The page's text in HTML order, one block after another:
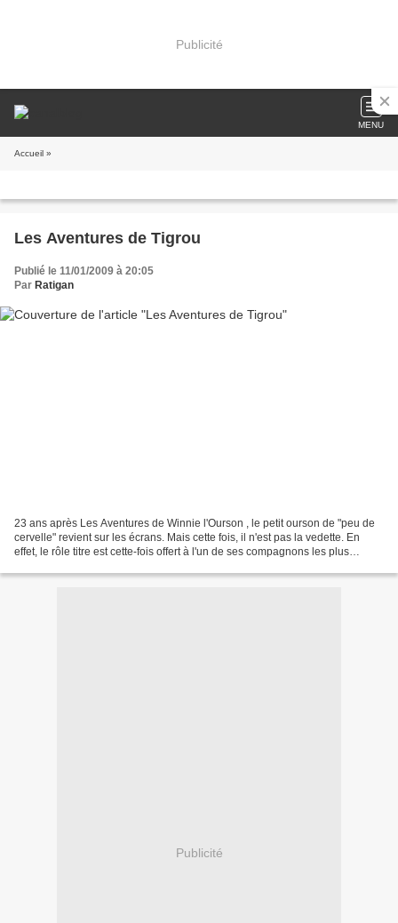
Publicité
MENU
Accueil »
Les Aventures de Tigrou
Publié le 11/01/2009 à 20:05
Par Ratigan
23 ans après Les Aventures de Winnie l'Ourson , le petit ourson de "peu de
cervelle" revient sur les écrans. Mais cette fois, il n'est pas la vedette. En
effet, le rôle titre est cette-fois offert à l'un de ses compagnons les plus
Publicité